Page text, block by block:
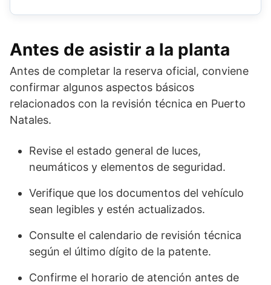
Antes de asistir a la planta
Antes de completar la reserva oficial, conviene
confirmar algunos aspectos básicos
relacionados con la revisión técnica en Puerto
Natales.
Revise el estado general de luces,
neumáticos y elementos de seguridad.
Verifique que los documentos del vehículo
sean legibles y estén actualizados.
Consulte el calendario de revisión técnica
según el último dígito de la patente.
Confirme el horario de atención antes de